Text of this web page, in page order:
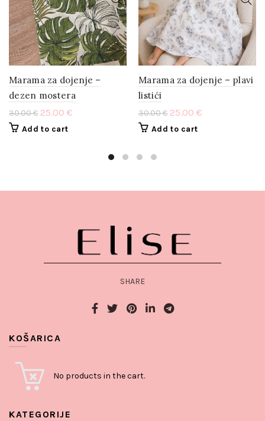
Marama za dojenje –
dezen mostera
30.00€ 25.00 €
Add to cart
Marama za dojenje – plavi
listići
30.00€ 25.00 €
Add to cart
SHARE
KOŠARICA
No products in the cart.
KATEGORIJE